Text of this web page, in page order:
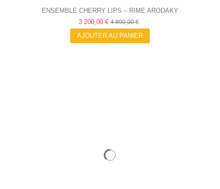
ENSEMBLE CHERRY LIPS – RIME ARODAKY
3 200,00 € 4 890,00 €
AJOUTER AU PANIER